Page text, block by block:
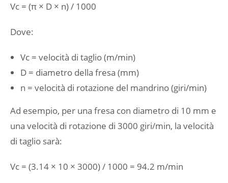
Vc = (π × D × n) / 1000
Dove:
Vc = velocità di taglio (m/min)
D = diametro della fresa (mm)
n = velocità di rotazione del mandrino (giri/min)
Ad esempio, per una fresa con diametro di 10 mm e
una velocità di rotazione di 3000 giri/min, la velocità
di taglio sarà:
Vc = (3.14 × 10 × 3000) / 1000 = 94.2 m/min